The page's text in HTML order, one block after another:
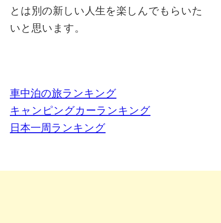
とは別の新しい人生を楽しんでもらいた
いと思います。
車中泊の旅ランキング
キャンピングカーランキング
日本一周ランキング